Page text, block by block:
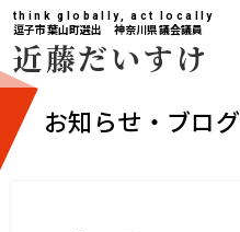
think globally, act locally
逗子市葉山町選出 神奈川県議会議員
近藤だいすけ
お知らせ・ブログ